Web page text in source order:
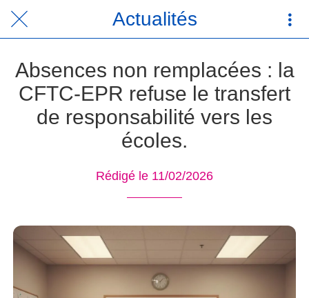
Actualités
Absences non remplacées : la
CFTC-EPR refuse le transfert
de responsabilité vers les
écoles.
Rédigé le 11/02/2026